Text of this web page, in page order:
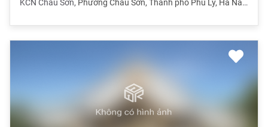
KCN Châu Sơn, Phường Châu Sơn, Thành phố Phủ Lý, Hà Nam